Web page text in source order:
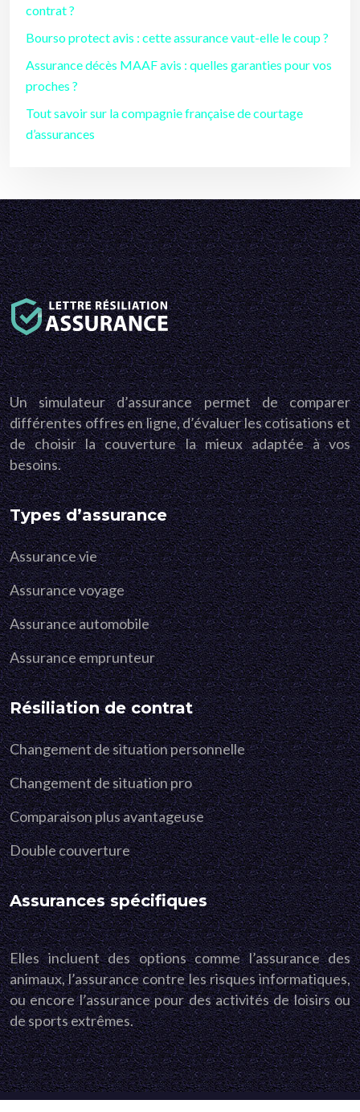
contrat ?
Bourso protect avis : cette assurance vaut-elle le coup ?
Assurance décès MAAF avis : quelles garanties pour vos
proches ?
Tout savoir sur la compagnie française de courtage
d’assurances
Un simulateur d’assurance permet de comparer
différentes offres en ligne, d’évaluer les cotisations et
de choisir la couverture la mieux adaptée à vos
besoins.
Types d’assurance
Assurance vie
Assurance voyage
Assurance automobile
Assurance emprunteur
Résiliation de contrat
Changement de situation personnelle
Changement de situation pro
Comparaison plus avantageuse
Double couverture
Assurances spécifiques
Elles incluent des options comme l’assurance des
animaux, l’assurance contre les risques informatiques,
ou encore l’assurance pour des activités de loisirs ou
de sports extrêmes.